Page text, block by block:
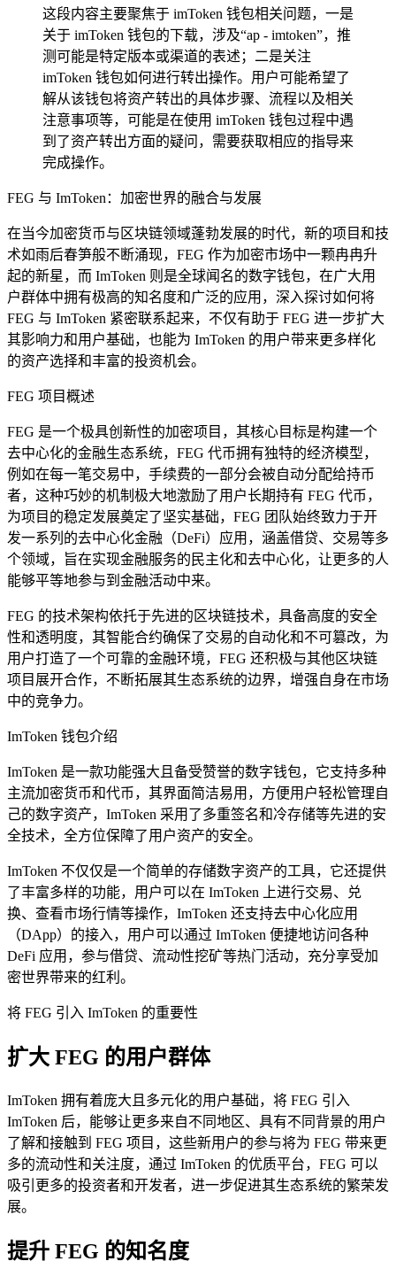
这段内容主要聚焦于 imToken 钱包相关问题，一是
关于 imToken 钱包的下载，涉及“ap - imtoken”，推
测可能是特定版本或渠道的表述；二是关注
imToken 钱包如何进行转出操作。用户可能希望了
解从该钱包将资产转出的具体步骤、流程以及相关
注意事项等，可能是在使用 imToken 钱包过程中遇
到了资产转出方面的疑问，需要获取相应的指导来
完成操作。
FEG 与 ImToken：加密世界的融合与发展
在当今加密货币与区块链领域蓬勃发展的时代，新的项目和技
术如雨后春笋般不断涌现，FEG 作为加密市场中一颗冉冉升
起的新星，而 ImToken 则是全球闻名的数字钱包，在广大用
户群体中拥有极高的知名度和广泛的应用，深入探讨如何将
FEG 与 ImToken 紧密联系起来，不仅有助于 FEG 进一步扩大
其影响力和用户基础，也能为 ImToken 的用户带来更多样化
的资产选择和丰富的投资机会。
FEG 项目概述
FEG 是一个极具创新性的加密项目，其核心目标是构建一个
去中心化的金融生态系统，FEG 代币拥有独特的经济模型，
例如在每一笔交易中，手续费的一部分会被自动分配给持币
者，这种巧妙的机制极大地激励了用户长期持有 FEG 代币，
为项目的稳定发展奠定了坚实基础，FEG 团队始终致力于开
发一系列的去中心化金融（DeFi）应用，涵盖借贷、交易等多
个领域，旨在实现金融服务的民主化和去中心化，让更多的人
能够平等地参与到金融活动中来。
FEG 的技术架构依托于先进的区块链技术，具备高度的安全
性和透明度，其智能合约确保了交易的自动化和不可篡改，为
用户打造了一个可靠的金融环境，FEG 还积极与其他区块链
项目展开合作，不断拓展其生态系统的边界，增强自身在市场
中的竞争力。
ImToken 钱包介绍
ImToken 是一款功能强大且备受赞誉的数字钱包，它支持多种
主流加密货币和代币，其界面简洁易用，方便用户轻松管理自
己的数字资产，ImToken 采用了多重签名和冷存储等先进的安
全技术，全方位保障了用户资产的安全。
ImToken 不仅仅是一个简单的存储数字资产的工具，它还提供
了丰富多样的功能，用户可以在 ImToken 上进行交易、兑
换、查看市场行情等操作，ImToken 还支持去中心化应用
（DApp）的接入，用户可以通过 ImToken 便捷地访问各种
DeFi 应用，参与借贷、流动性挖矿等热门活动，充分享受加
密世界带来的红利。
将 FEG 引入 ImToken 的重要性
扩大 FEG 的用户群体
ImToken 拥有着庞大且多元化的用户基础，将 FEG 引入
ImToken 后，能够让更多来自不同地区、具有不同背景的用户
了解和接触到 FEG 项目，这些新用户的参与将为 FEG 带来更
多的流动性和关注度，通过 ImToken 的优质平台，FEG 可以
吸引更多的投资者和开发者，进一步促进其生态系统的繁荣发
展。
提升 FEG 的知名度